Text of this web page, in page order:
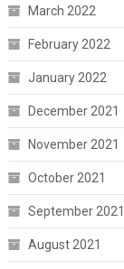
March 2022
February 2022
January 2022
December 2021
November 2021
October 2021
September 2021
August 2021